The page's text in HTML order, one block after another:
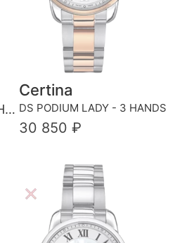
DS PODIUM LADY - CHRONOGRAPH
Certina
DS PODIUM LADY - 3 HANDS
30 850 ₽